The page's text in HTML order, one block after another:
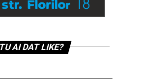
TU AI DAT LIKE?